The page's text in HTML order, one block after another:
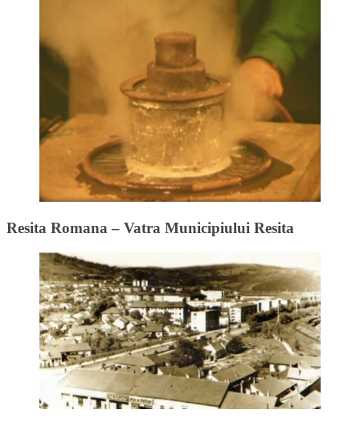
Resita Romana – Vatra Municipiului Resita